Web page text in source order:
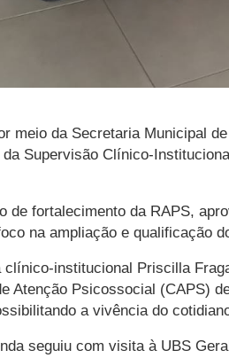
meio da Secretaria Municipal
Supervisão Clínico-
de fortalecimento da RAPS,
na ampliação e qualificação
institucional Priscilla
Atenção Psicossocial (CAPS)
a vivência do
seguiu com visita à UBS